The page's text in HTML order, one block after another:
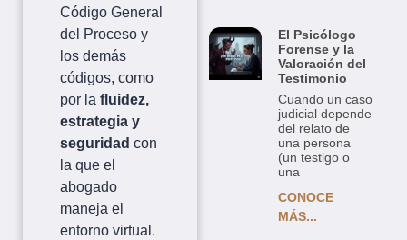
Código General
del Proceso y
los demás
códigos, como
por la fluidez,
estrategia y
seguridad con
la que el
abogado
maneja el
entorno virtual.
El Psicólogo
Forense y la
Valoración del
Testimonio
Cuando un caso
judicial depende
del relato de
una persona
(un testigo o
una
CONOCE
MÁS...